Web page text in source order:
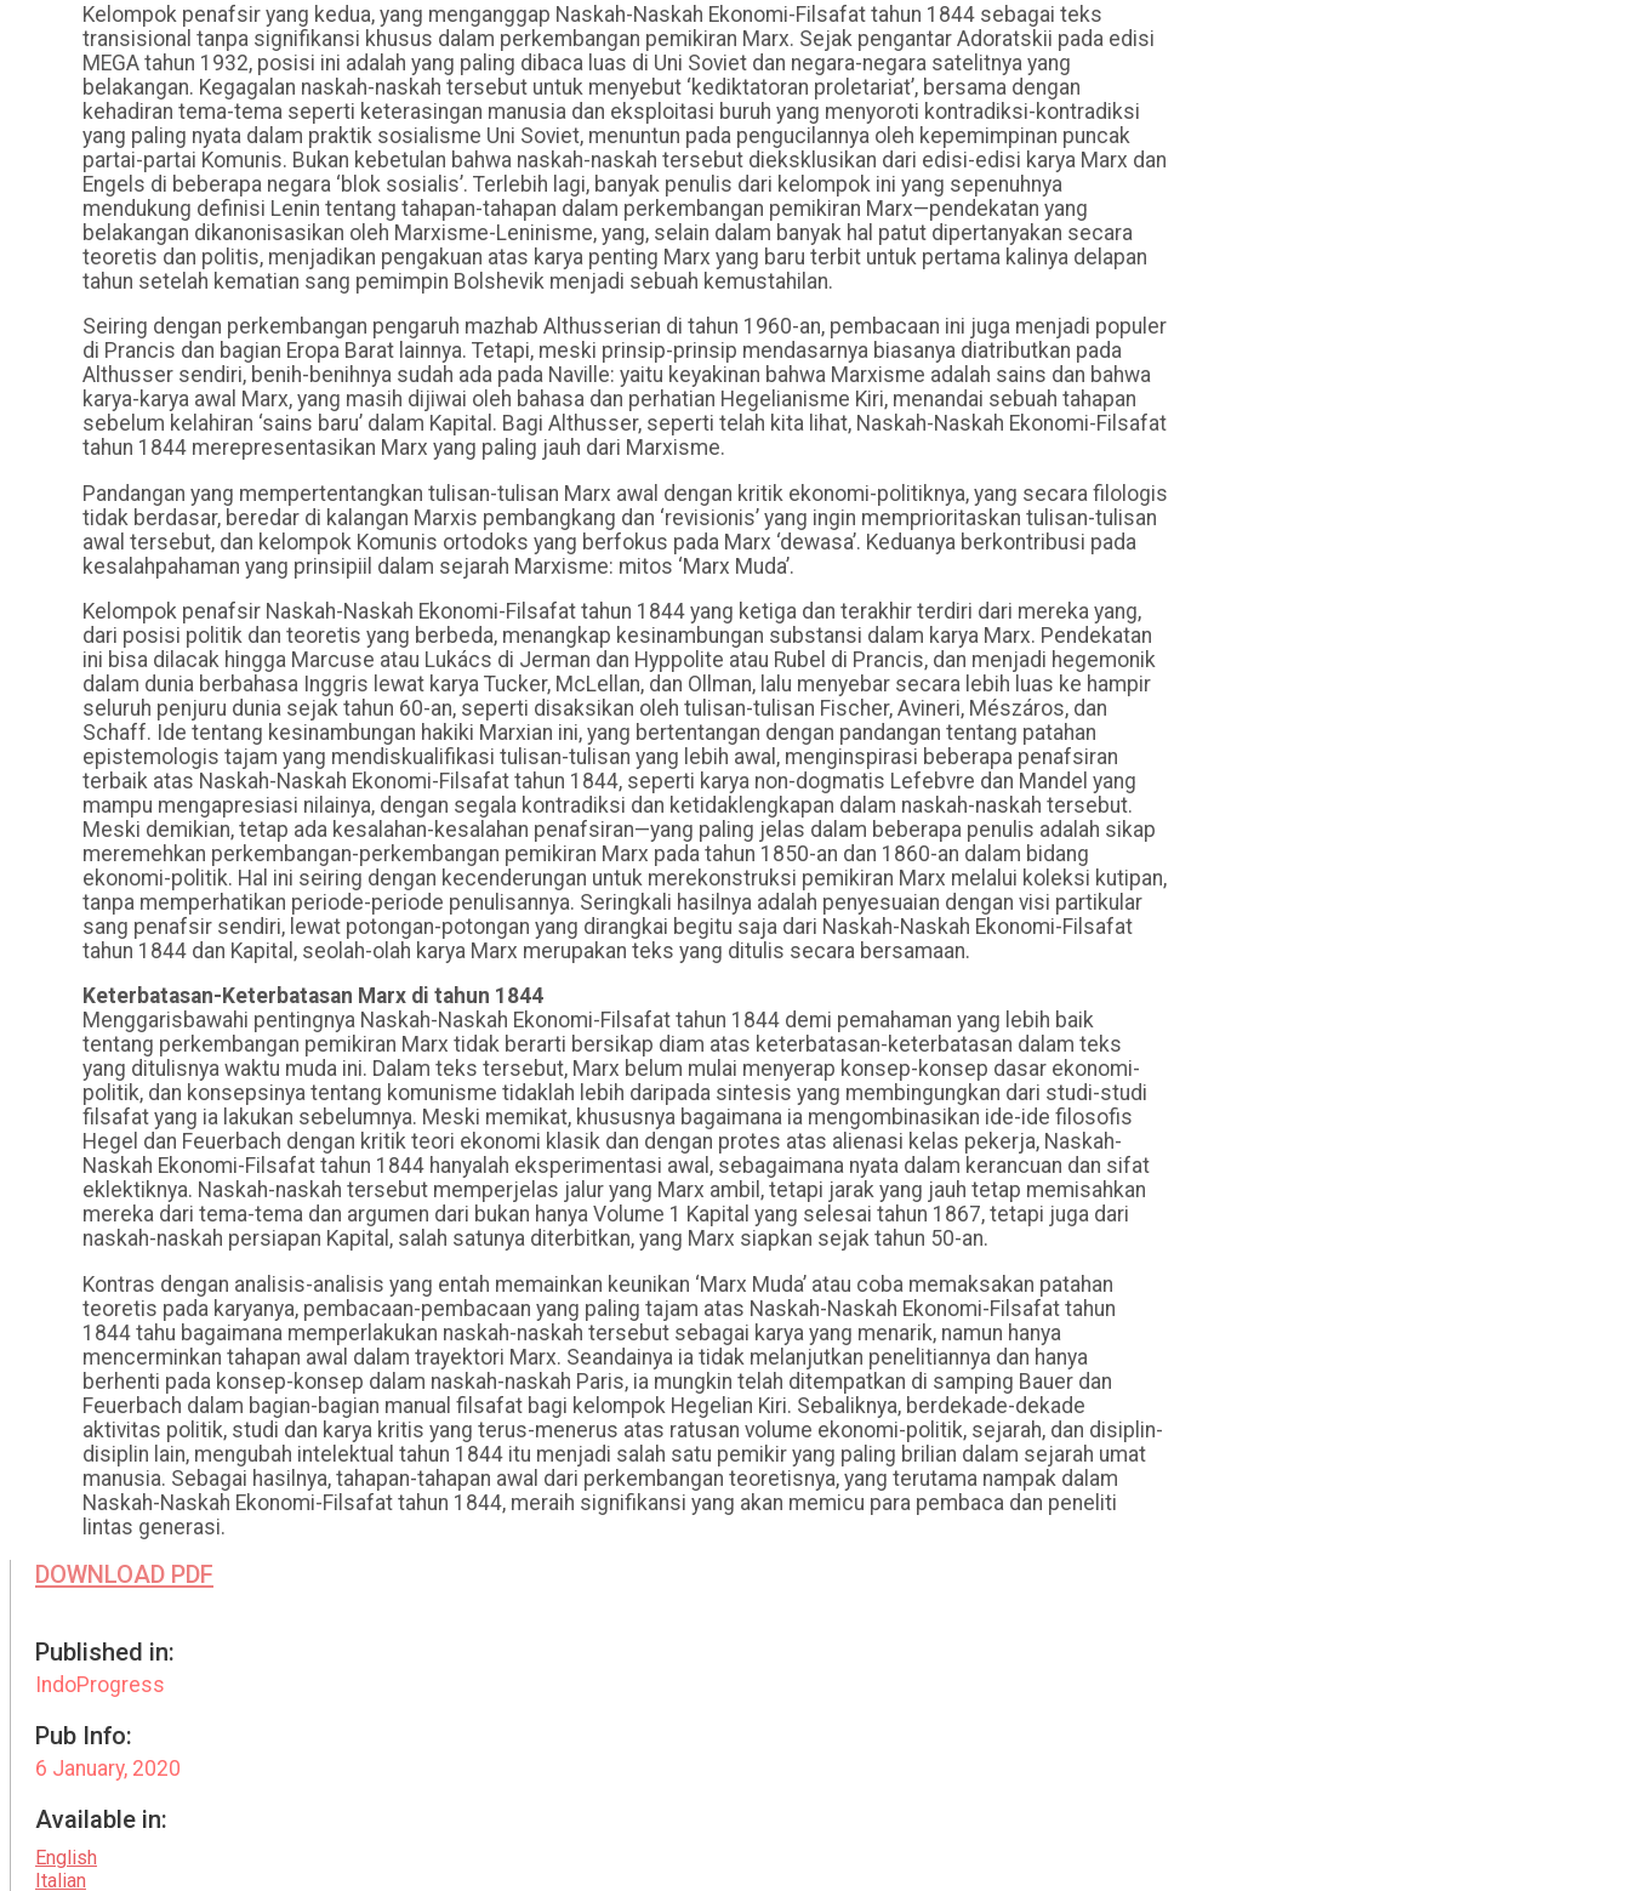
Kelompok penafsir yang kedua, yang menganggap Naskah-Naskah Ekonomi-Filsafat tahun 1844 sebagai teks
transisional tanpa signifikansi khusus dalam perkembangan pemikiran Marx. Sejak pengantar Adoratskii pada edisi
MEGA tahun 1932, posisi ini adalah yang paling dibaca luas di Uni Soviet dan negara-negara satelitnya yang
belakangan. Kegagalan naskah-naskah tersebut untuk menyebut ‘kediktatoran proletariat’, bersama dengan
kehadiran tema-tema seperti keterasingan manusia dan eksploitasi buruh yang menyoroti kontradiksi-kontradiksi
yang paling nyata dalam praktik sosialisme Uni Soviet, menuntun pada pengucilannya oleh kepemimpinan puncak
partai-partai Komunis. Bukan kebetulan bahwa naskah-naskah tersebut dieksklusikan dari edisi-edisi karya Marx dan
Engels di beberapa negara ‘blok sosialis’. Terlebih lagi, banyak penulis dari kelompok ini yang sepenuhnya
mendukung definisi Lenin tentang tahapan-tahapan dalam perkembangan pemikiran Marx—pendekatan yang
belakangan dikanonisasikan oleh Marxisme-Leninisme, yang, selain dalam banyak hal patut dipertanyakan secara
teoretis dan politis, menjadikan pengakuan atas karya penting Marx yang baru terbit untuk pertama kalinya delapan
tahun setelah kematian sang pemimpin Bolshevik menjadi sebuah kemustahilan.
Seiring dengan perkembangan pengaruh mazhab Althusserian di tahun 1960-an, pembacaan ini juga menjadi populer
di Prancis dan bagian Eropa Barat lainnya. Tetapi, meski prinsip-prinsip mendasarnya biasanya diatributkan pada
Althusser sendiri, benih-benihnya sudah ada pada Naville: yaitu keyakinan bahwa Marxisme adalah sains dan bahwa
karya-karya awal Marx, yang masih dijiwai oleh bahasa dan perhatian Hegelianisme Kiri, menandai sebuah tahapan
sebelum kelahiran ‘sains baru’ dalam Kapital. Bagi Althusser, seperti telah kita lihat, Naskah-Naskah Ekonomi-Filsafat
tahun 1844 merepresentasikan Marx yang paling jauh dari Marxisme.
Pandangan yang mempertentangkan tulisan-tulisan Marx awal dengan kritik ekonomi-politiknya, yang secara filologis
tidak berdasar, beredar di kalangan Marxis pembangkang dan ‘revisionis’ yang ingin memprioritaskan tulisan-tulisan
awal tersebut, dan kelompok Komunis ortodoks yang berfokus pada Marx ‘dewasa’. Keduanya berkontribusi pada
kesalahpahaman yang prinsipiil dalam sejarah Marxisme: mitos ‘Marx Muda’.
Kelompok penafsir Naskah-Naskah Ekonomi-Filsafat tahun 1844 yang ketiga dan terakhir terdiri dari mereka yang,
dari posisi politik dan teoretis yang berbeda, menangkap kesinambungan substansi dalam karya Marx. Pendekatan
ini bisa dilacak hingga Marcuse atau Lukács di Jerman dan Hyppolite atau Rubel di Prancis, dan menjadi hegemonik
dalam dunia berbahasa Inggris lewat karya Tucker, McLellan, dan Ollman, lalu menyebar secara lebih luas ke hampir
seluruh penjuru dunia sejak tahun 60-an, seperti disaksikan oleh tulisan-tulisan Fischer, Avineri, Mészáros, dan
Schaff. Ide tentang kesinambungan hakiki Marxian ini, yang bertentangan dengan pandangan tentang patahan
epistemologis tajam yang mendiskualifikasi tulisan-tulisan yang lebih awal, menginspirasi beberapa penafsiran
terbaik atas Naskah-Naskah Ekonomi-Filsafat tahun 1844, seperti karya non-dogmatis Lefebvre dan Mandel yang
mampu mengapresiasi nilainya, dengan segala kontradiksi dan ketidaklengkapan dalam naskah-naskah tersebut.
Meski demikian, tetap ada kesalahan-kesalahan penafsiran—yang paling jelas dalam beberapa penulis adalah sikap
meremehkan perkembangan-perkembangan pemikiran Marx pada tahun 1850-an dan 1860-an dalam bidang
ekonomi-politik. Hal ini seiring dengan kecenderungan untuk merekonstruksi pemikiran Marx melalui koleksi kutipan,
tanpa memperhatikan periode-periode penulisannya. Seringkali hasilnya adalah penyesuaian dengan visi partikular
sang penafsir sendiri, lewat potongan-potongan yang dirangkai begitu saja dari Naskah-Naskah Ekonomi-Filsafat
tahun 1844 dan Kapital, seolah-olah karya Marx merupakan teks yang ditulis secara bersamaan.
Keterbatasan-Keterbatasan Marx di tahun 1844
Menggarisbawahi pentingnya Naskah-Naskah Ekonomi-Filsafat tahun 1844 demi pemahaman yang lebih baik
tentang perkembangan pemikiran Marx tidak berarti bersikap diam atas keterbatasan-keterbatasan dalam teks
yang ditulisnya waktu muda ini. Dalam teks tersebut, Marx belum mulai menyerap konsep-konsep dasar ekonomi-
politik, dan konsepsinya tentang komunisme tidaklah lebih daripada sintesis yang membingungkan dari studi-studi
filsafat yang ia lakukan sebelumnya. Meski memikat, khususnya bagaimana ia mengombinasikan ide-ide filosofis
Hegel dan Feuerbach dengan kritik teori ekonomi klasik dan dengan protes atas alienasi kelas pekerja, Naskah-
Naskah Ekonomi-Filsafat tahun 1844 hanyalah eksperimentasi awal, sebagaimana nyata dalam kerancuan dan sifat
eklektiknya. Naskah-naskah tersebut memperjelas jalur yang Marx ambil, tetapi jarak yang jauh tetap memisahkan
mereka dari tema-tema dan argumen dari bukan hanya Volume 1 Kapital yang selesai tahun 1867, tetapi juga dari
naskah-naskah persiapan Kapital, salah satunya diterbitkan, yang Marx siapkan sejak tahun 50-an.
Kontras dengan analisis-analisis yang entah memainkan keunikan ‘Marx Muda’ atau coba memaksakan patahan
teoretis pada karyanya, pembacaan-pembacaan yang paling tajam atas Naskah-Naskah Ekonomi-Filsafat tahun
1844 tahu bagaimana memperlakukan naskah-naskah tersebut sebagai karya yang menarik, namun hanya
mencerminkan tahapan awal dalam trayektori Marx. Seandainya ia tidak melanjutkan penelitiannya dan hanya
berhenti pada konsep-konsep dalam naskah-naskah Paris, ia mungkin telah ditempatkan di samping Bauer dan
Feuerbach dalam bagian-bagian manual filsafat bagi kelompok Hegelian Kiri. Sebaliknya, berdekade-dekade
aktivitas politik, studi dan karya kritis yang terus-menerus atas ratusan volume ekonomi-politik, sejarah, dan disiplin-
disiplin lain, mengubah intelektual tahun 1844 itu menjadi salah satu pemikir yang paling brilian dalam sejarah umat
manusia. Sebagai hasilnya, tahapan-tahapan awal dari perkembangan teoretisnya, yang terutama nampak dalam
Naskah-Naskah Ekonomi-Filsafat tahun 1844, meraih signifikansi yang akan memicu para pembaca dan peneliti
lintas generasi.
DOWNLOAD PDF
Published in:
IndoProgress
Pub Info:
6 January, 2020
Available in:
English
Italian